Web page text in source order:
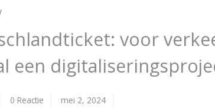
voor
een
0 Reactie mei 2, 2024